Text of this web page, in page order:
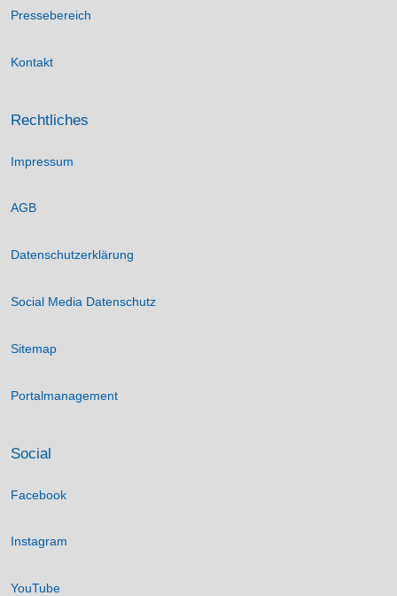
Pressebereich
Kontakt
Rechtliches
Impressum
AGB
Datenschutzerklärung
Social Media Datenschutz
Sitemap
Portalmanagement
Social
Facebook
Instagram
YouTube